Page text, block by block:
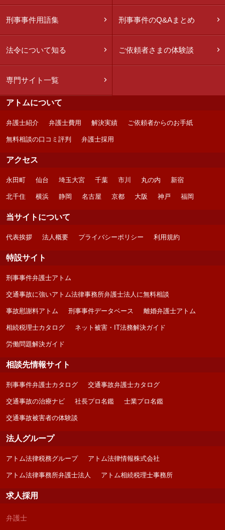
刑事事件用語集 刑事事件のQ&Aまとめ
法令について知る ご依頼者さまの体験談
専門サイト一覧
アトムについて
弁護士紹介 弁護士費用 解決実績 ご依頼者からのお手紙
無料相談の口コミ評判 弁護士採用
アクセス
永田町 仙台 埼玉大宮 千葉 市川 丸の内 新宿
北千住 横浜 静岡 名古屋 京都 大阪 神戸 福岡
当サイトについて
代表挨拶 法人概要 プライバシーポリシー 利用規約
特設サイト
刑事事件弁護士アトム
交通事故に強いアトム法律事務所弁護士法人に無料相談
事故慰謝料アトム 刑事事件データベース 離婚弁護士アトム
相続税理士カタログ ネット被害・IT法務解決ガイド
労働問題解決ガイド
相談先情報サイト
刑事事件弁護士カタログ 交通事故弁護士カタログ
交通事故の治療ナビ 社長プロ名鑑 士業プロ名鑑
交通事故被害者の体験談
法人グループ
アトム法律税務グループ アトム法律情報株式会社
アトム法律事務所弁護士法人 アトム相続税理士事務所
求人採用
弁護士